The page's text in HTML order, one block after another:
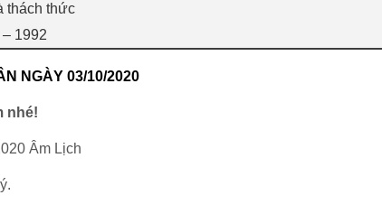
thách thức
1992
NGÀY 03/10/2020
nhé!
Âm Lịch